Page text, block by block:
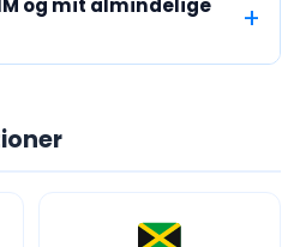
og mit almindelige